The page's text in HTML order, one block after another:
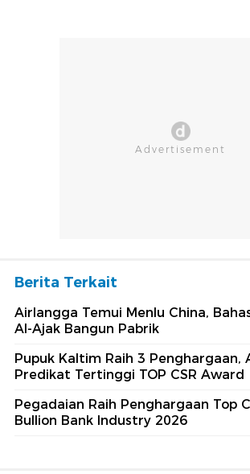
Berita Terkait
Airlangga Temui Menlu China,
AI-Ajak Bangun Pabrik
Pupuk Kaltim Raih 3 Penghargaan,
Predikat Tertinggi TOP CSR Award
Pegadaian Raih Penghargaan Top
Bullion Bank Industry 2026